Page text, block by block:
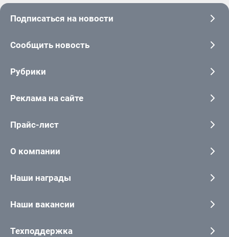
Подписаться на новости
Сообщить новость
Рубрики
Реклама на сайте
Прайс-лист
О компании
Наши награды
Наши вакансии
Техподдержка